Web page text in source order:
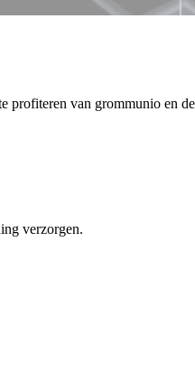
van grommunio en
verzorgen.